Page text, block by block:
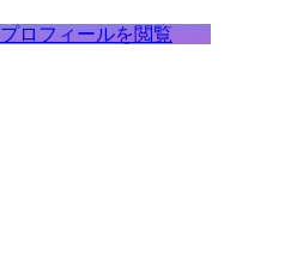
ロフィールを閲覧